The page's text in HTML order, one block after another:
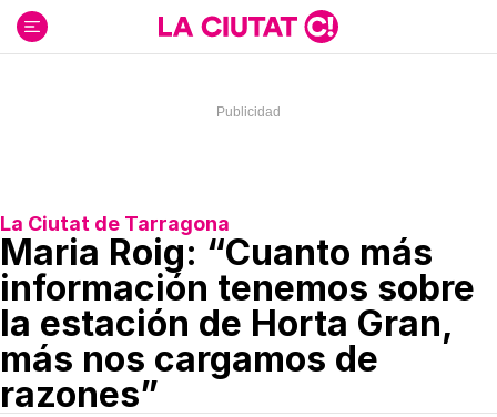
contenido
La Ciutat de Tarragona
Maria Roig: “Cuanto más
información tenemos sobre
la estación de Horta Gran,
más nos cargamos de
razones”